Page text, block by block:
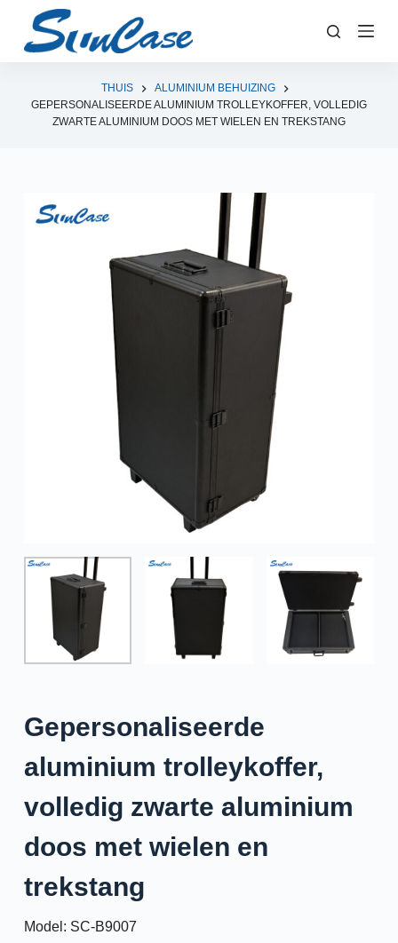
o
THUIS
ALUMINIUM BEHUIZING
GEPERSONALISEERDE ALUMINIUM TROLLEYKOFFER, VOLLEDIG
ZWARTE ALUMINIUM DOOS MET WIELEN EN TREKSTANG
Gepersonaliseerde
aluminium trolleykoffer,
volledig zwarte aluminium
doos met wielen en
trekstang
Model: SC-B9007